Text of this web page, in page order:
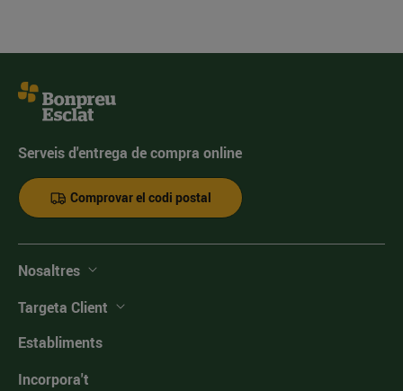
Serveis d'entrega de compra online
Comprovar el codi postal
Nosaltres
Targeta Client
Establiments
Incorpora't